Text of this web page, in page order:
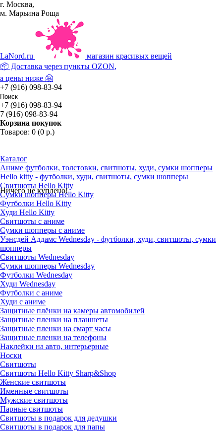
г. Москва,
м. Марьина Роща
LaNord.ru
магазин красивых вещей
📦 Доставка через пункты OZON,
а цены ниже 🤗
+7 (916) 098-83-94
+7 (916) 098-83-94
7 (916) 098-83-94
Корзина покупок
Товаров: 0 (0 р.)
Ничего не куплено!
Каталог
Аниме футболки, толстовки, свитшоты, худи, сумки шопперы
Hello kitty - футболки, худи, свитшоты, сумки шопперы
Свитшоты Hello Kitty
Сумки шопперы Hello Kitty
Футболки Hello Kitty
Худи Hello Kitty
Свитшоты с аниме
Сумки шопперы с аниме
Уэнсдей Аддамс Wednesday - футболки, худи, свитшоты, сумки
шопперы
Свитшоты Wednesday
Сумки шопперы Wednesday
Футболки Wednesday
Худи Wednesday
Футболки с аниме
Худи с аниме
Защитные плёнки на камеры автомобилей
Защитные пленки на планшеты
Защитные пленки на смарт часы
Защитные пленки на телефоны
Наклейки на авто, интерьерные
Носки
Свитшоты
Cвитшоты Hello Kitty Sharp&Shop
Женские свитшоты
Именные свитшоты
Мужские свитшоты
Парные свитшоты
Свитшоты в подарок для дедушки
Свитшоты в подарок для папы